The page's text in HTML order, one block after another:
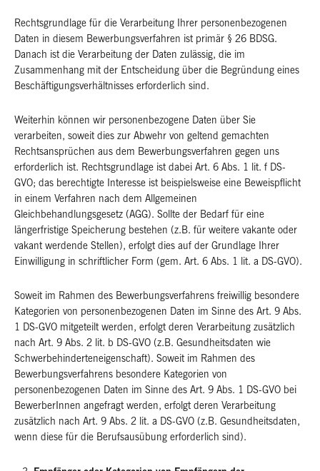
Rechtsgrundlage für die Verarbeitung Ihrer personenbezogenen
Daten in diesem Bewerbungsverfahren ist primär § 26 BDSG.
Danach ist die Verarbeitung der Daten zulässig, die im
Zusammenhang mit der Entscheidung über die Begründung eines
Beschäftigungsverhältnisses erforderlich sind.
Weiterhin können wir personenbezogene Daten über Sie
verarbeiten, soweit dies zur Abwehr von geltend gemachten
Rechtsansprüchen aus dem Bewerbungsverfahren gegen uns
erforderlich ist. Rechtsgrundlage ist dabei Art. 6 Abs. 1 lit. f DS-
GVO; das berechtigte Interesse ist beispielsweise eine Beweispflicht
in einem Verfahren nach dem Allgemeinen
Gleichbehandlungsgesetz (AGG). Sollte der Bedarf für eine
längerfristige Speicherung bestehen (z.B. für weitere vakante oder
vakant werdende Stellen), erfolgt dies auf der Grundlage Ihrer
Einwilligung in schriftlicher Form (gem. Art. 6 Abs. 1 lit. a DS-GVO).
Soweit im Rahmen des Bewerbungsverfahrens freiwillig besondere
Kategorien von personenbezogenen Daten im Sinne des Art. 9 Abs.
1 DS-GVO mitgeteilt werden, erfolgt deren Verarbeitung zusätzlich
nach Art. 9 Abs. 2 lit. b DS-GVO (z.B. Gesundheitsdaten wie
Schwerbehinderteneigenschaft). Soweit im Rahmen des
Bewerbungsverfahrens besondere Kategorien von
personenbezogenen Daten im Sinne des Art. 9 Abs. 1 DS-GVO bei
BewerberInnen angefragt werden, erfolgt deren Verarbeitung
zusätzlich nach Art. 9 Abs. 2 lit. a DS-GVO (z.B. Gesundheitsdaten,
wenn diese für die Berufsausübung erforderlich sind).